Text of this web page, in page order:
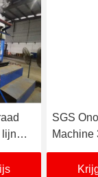
lijn
SGS
Machine